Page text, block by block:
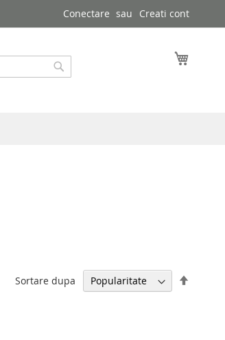
Conectare Creati cont
Sortare dupa